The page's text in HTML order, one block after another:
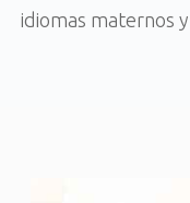
idiomas maternos